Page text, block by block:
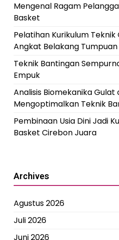
Mengenal Ragam
Basket
Pelatihan Kurikulum
Angkat Belakang
Teknik Bantingan
Empuk
Analisis Biomekanika Gulat
Mengoptimalkan Teknik
Pembinaan Usia Dini Jadi
Basket Cirebon Juara
Archives
Agustus 2026
Juli 2026
Juni 2026